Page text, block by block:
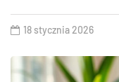
18 stycznia 2026